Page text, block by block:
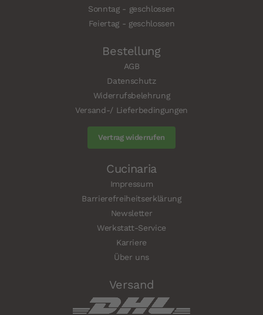
Sonntag - geschlossen
Feiertag - geschlossen
Bestellung
AGB
Datenschutz
Widerrufsbelehrung
Versand-/ Lieferbedingungen
Vertrag widerrufen
Cucinaria
Impressum
Barrierefreiheitserklärung
Newsletter
Werkstatt-Service
Karriere
Über uns
Versand